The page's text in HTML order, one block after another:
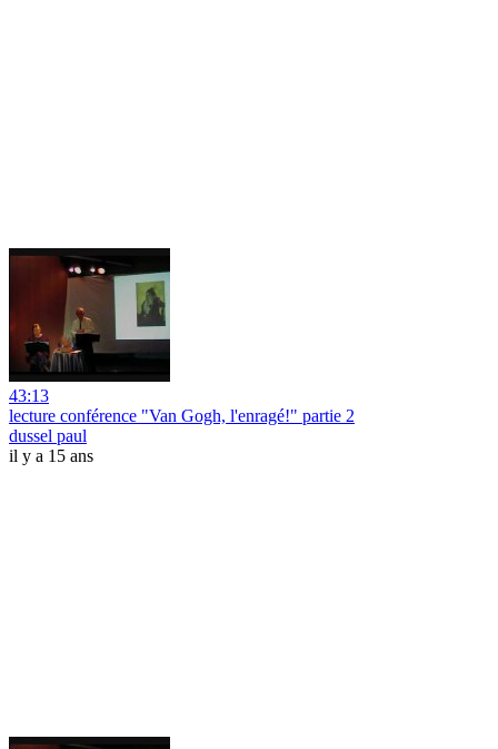
43:13
lecture conférence "Van Gogh, l'enragé!" partie 2
dussel paul
il y a 15 ans